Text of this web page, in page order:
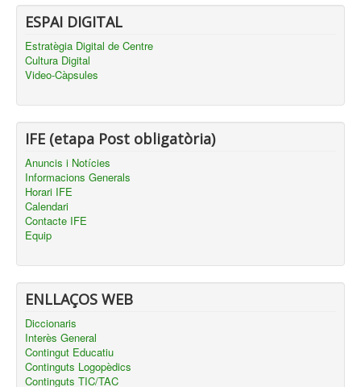
ESPAI DIGITAL
Estratègia Digital de Centre
Cultura Digital
Video-Càpsules
IFE (etapa Post obligatòria)
Anuncis i Notícies
Informacions Generals
Horari IFE
Calendari
Contacte IFE
Equip
ENLLAÇOS WEB
Diccionaris
Interès General
Contingut Educatiu
Continguts Logopèdics
Continguts TIC/TAC